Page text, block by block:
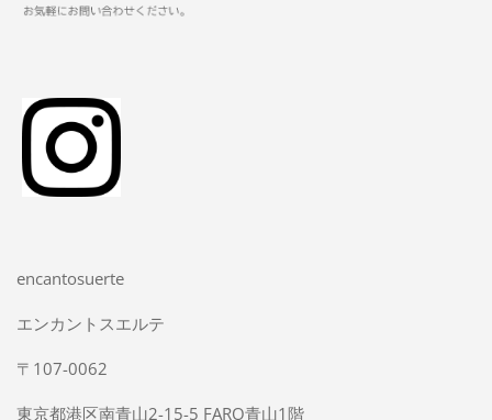
encantosuerte
エンカントスエルテ
〒107-0062
東京都港区南青山2-15-5 FARO青山1階